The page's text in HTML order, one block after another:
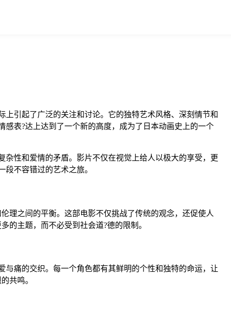
上引起了广泛的关注和讨论。它的独特艺术风格、深刻情节和
表?达上达到了一个新的高度，成为了日本动画史上的一个
杂性和爱情的矛盾。影片不仅在视觉上给人以极大的享受，更
不容错过的艺术之旅。
理之间的平衡。这部电影不仅挑战了传统的观念，还促使人
的主题，而不必受到社会道?德的限制。
与痛的交织。每一个角色都有其鲜明的个性和独特的命运，让
共鸣。